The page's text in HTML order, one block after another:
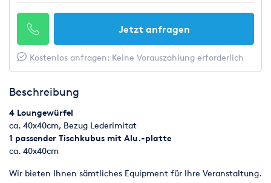
Jetzt anfragen
Kostenlos anfragen: Keine Vorauszahlung erforderlich
Beschreibung
4 Loungewürfel
ca. 40x40cm, Bezug Lederimitat
1 passender Tischkubus mit Alu.-platte
ca. 40x40cm
Wir bieten Ihnen sämtliches Equipment für Ihre Veranstaltung.